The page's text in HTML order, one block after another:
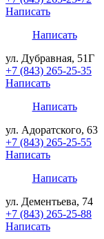
Написать
Написать
ул. Дубравная, 51Г
+7 (843) 265-25-35
Написать
Написать
ул. Адоратского, 63
+7 (843) 265-25-55
Написать
Написать
ул. Дементьева, 74
+7 (843) 265-25-88
Написать